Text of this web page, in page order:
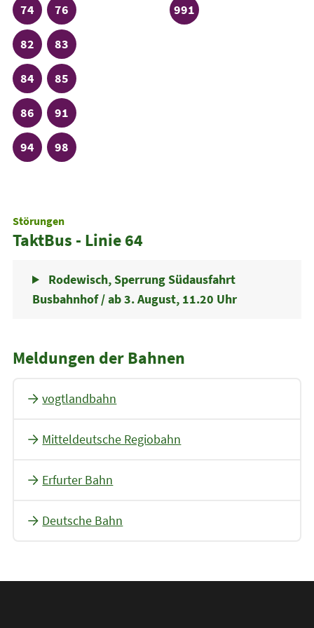
Linie
74 Linie
76
Linie
82 Linie
83
Linie
84 Linie
85
Linie
86 Linie
91
Linie
94 Linie
98
Linie
991
Störungen
TaktBus - Linie 64
Rodewisch, Sperrung Südausfahrt
Busbahnhof / ab 3. August, 11.20 Uhr
Meldungen der Bahnen
vogtlandbahn
Mitteldeutsche Regiobahn
Erfurter Bahn
Deutsche Bahn